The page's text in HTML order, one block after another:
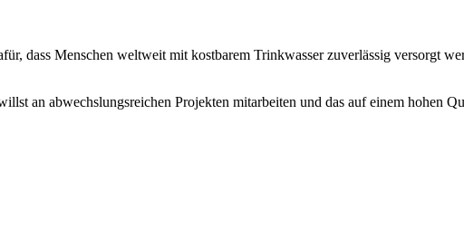
dass Menschen weltweit mit kostbarem Trink­wasser zuver­lässig versorgt
an abwechs­lungs­reichen Projekten mitar­beiten und das auf einem hohen